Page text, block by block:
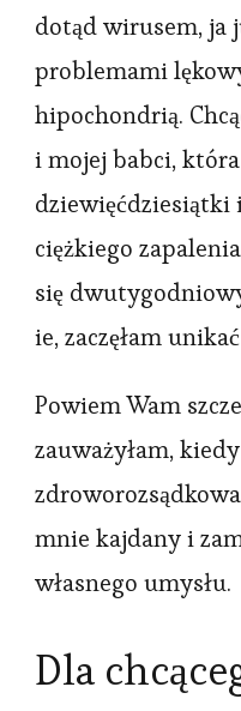
dotąd wirusem, ja
problemami
hipochondrią.
i mojej babci,
dziewięćdziesiątki
ciężkiego
się
ie, zaczęłam
Powiem Wam
zauważyłam,
mnie kajdany i
własnego umysłu.
Dla